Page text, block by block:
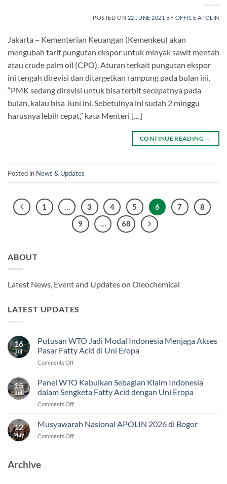
POSTED ON 22 JUNE 2021 BY OFFICE APOLIN
Jakarta – Kementerian Keuangan (Kemenkeu) akan
mengubah tarif pungutan ekspor untuk minyak sawit mentah
atau crude palm oil (CPO). Aturan terkait pungutan ekspor
ini tengah direvisi dan ditargetkan rampung pada bulan ini.
“PMK sedang direvisi untuk bisa terbit secepatnya pada
bulan, kalau bisa Juni ini. Sebetulnya ini sudah 2 minggu
harusnya lebih cepat,” kata Menteri […]
CONTINUE READING →
Posted in News & Updates
1 3 4 5 6 7
8
9
… 68
ABOUT
Latest News, Event and Updates on Oleochemical
LATEST UPDATES
16
Jul
Putusan WTO Jadi Modal Indonesia Menjaga Akses
Pasar Fatty Acid di Uni Eropa
Comments Offon
WTO
Jadi
Modal
Indonesia
Akses
15
Jul
Panel WTO Kabulkan Sebagian Klaim Indonesia
dalam Sengketa Fatty Acid dengan Uni Eropa
Comments Offon
WTO
Kabulkan
Sebagian
12
May
Musyawarah Nasional APOLIN 2026 di Bogor
Comments Offon
Archive